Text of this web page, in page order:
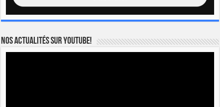
Nos actualités sur YOUTUBE!